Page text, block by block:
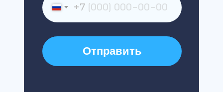
+7
Отправить